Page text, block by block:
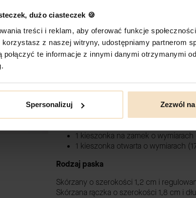
dużo ciasteczek 🍪
treści i reklam, aby oferować funkcje
z naszej witryny, udostępniamy partnerom
te informacje z innymi danymi otrzymanymi
Spersonalizuj Zezwól
Co zmieści torebka Cynthia?
Detale, które robią różnicę
Podszewka100% z recyklingu,
Ozdobne okucia mocujące rączkę.
Komory i kieszonki
1 kieszonka na zamek o
1 kieszonka otwarta o wymiarach
Rodzaj paska
Skórzany o szerokości 1,2 cm i
Skórzana rączka o szerokości 1,8 cm i